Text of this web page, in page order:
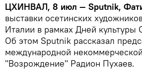
ЦХИНВАЛ, 8 июл — Sputnik,
выставки осетинских
Италии в рамках Дней культуры
Об этом Sputnik рассказал
международной
"Возрождение" Радион Пухаев.